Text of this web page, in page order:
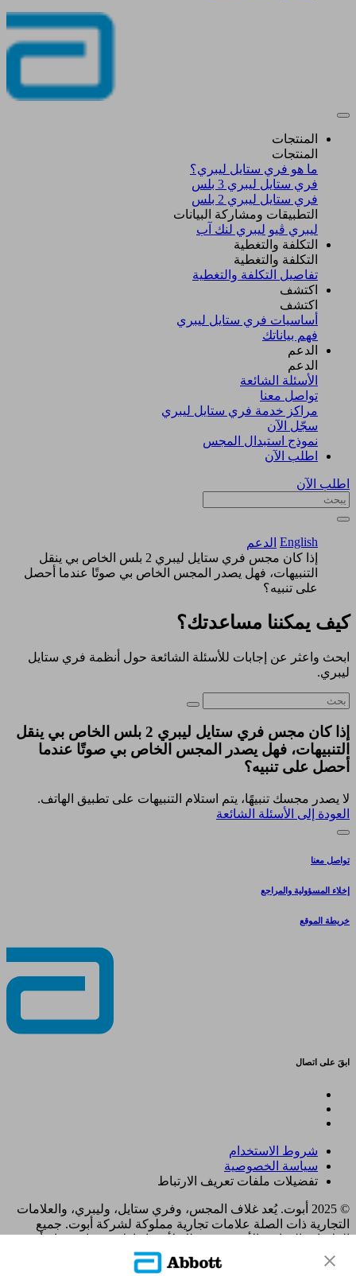
المنتجات
المنتجات
ما هو فري ستايل ليبري؟
فري ستايل ليبري 3 بلس​
فري ستايل ليبري 2 بلس​
التطبيقات ومشاركة البيانات
ليبري ڤيو ليبري لنك آب
التكلفة والتغطية
التكلفة والتغطية
تفاصيل التكلفة والتغطية
اكتشف​
اكتشف​
أساسيات فري ستايل ليبري
فهم بياناتك
الدعم
الدعم
الأسئلة الشائعة
تواصل معنا
مراكز خدمة فري ستايل ليبري
سجّل الآن​
نموذج استبدال المجس
اطلب الآن
اطلب الآن
English الدعم
إذا كان مجس فري ستايل ليبري 2 بلس الخاص بي ينقل
التنبيهات، فهل يصدر المجس الخاص بي صوتًا عندما أحصل
على تنبيه؟
كيف يمكننا مساعدتك؟
ابحث واعثر عن إجابات للأسئلة الشائعة حول أنظمة فري ستايل
ليبري.
إذا كان مجس فري ستايل ليبري 2 بلس الخاص بي ينقل
التنبيهات، فهل يصدر المجس الخاص بي صوتًا عندما
أحصل على تنبيه؟
لا يصدر مجسك تنبيهًا، يتم استلام التنبيهات على تطبيق الهاتف.
العودة إلى الأسئلة الشائعة
تواصل معنا
إخلاء المسؤولية والمراجع
خريطة الموقع
ابقَ على اتصال
شروط الاستخدام
سياسة الخصوصية
تفضيلات ملفات تعريف الارتباط
© 2025 أبوت. يُعد غلاف المجس، وفري ستايل، وليبري، والعلامات
التجارية ذات الصلة علامات تجارية مملوكة لشركة أبوت. جميع
العلامات التجارية الأخرى هي ملك لأصحابها. لا يجوز استخدام أي
علامة تجارية، أو اسم تجاري، أو تصميم تجاري مملوك لشركة أبوت
على هذا الموقع دون الحصول على تصريح كتابي مسبق من شركة